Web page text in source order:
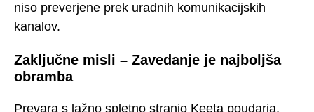
niso preverjene prek uradnih komunikacijskih
kanalov.
Zaključne misli – Zavedanje je najboljša
obramba
Prevara s lažno spletno stranjo Keeta poudarja,